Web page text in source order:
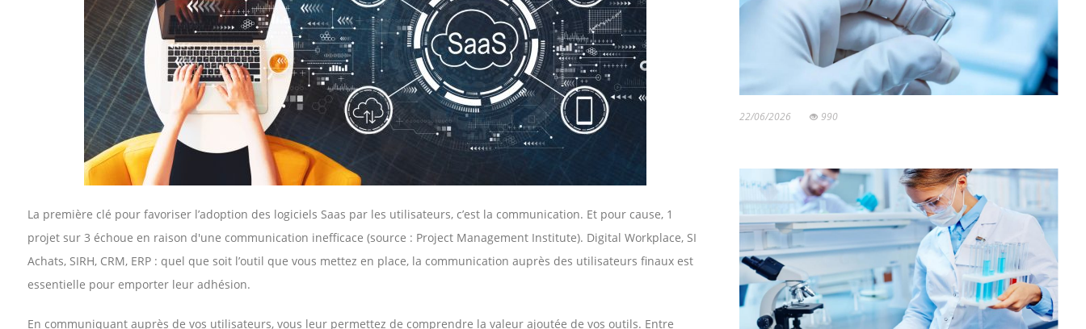
La première clé pour favoriser l’adoption des logiciels Saas par les utilisateurs, c’est la communication. Et pour cause, 1
projet sur 3 échoue en raison d'une communication inefficace (source : Project Management Institute). Digital Workplace, SI
Achats, SIRH, CRM, ERP : quel que soit l’outil que vous mettez en place, la communication auprès des utilisateurs finaux est
essentielle pour emporter leur adhésion.
En communiquant auprès de vos utilisateurs, vous leur permettez de comprendre la valeur ajoutée de vos outils. Entre
22/06/2026 990